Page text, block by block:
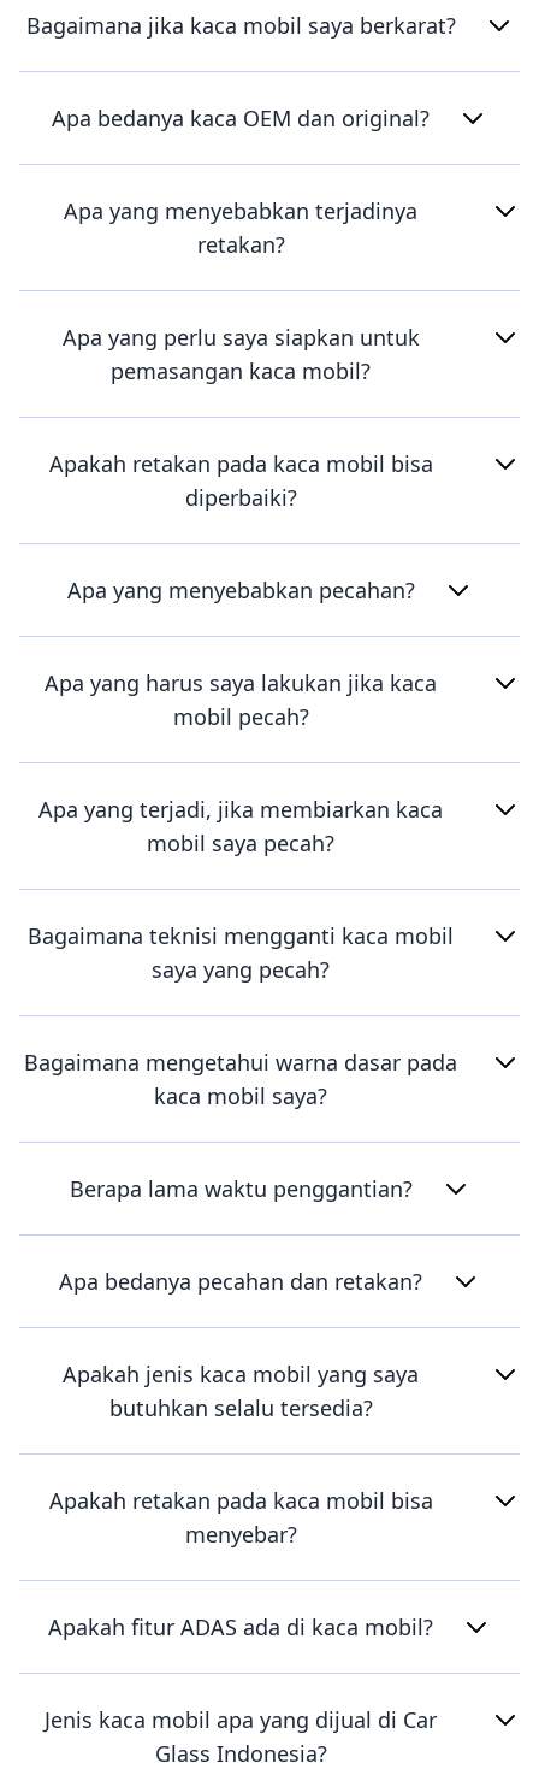
Bagaimana jika kaca mobil saya berkarat?
Apa bedanya kaca OEM dan original?
Apa yang menyebabkan terjadinya
retakan?
Apa yang perlu saya siapkan untuk
pemasangan kaca mobil?
Apakah retakan pada kaca mobil bisa
diperbaiki?
Apa yang menyebabkan pecahan?
Apa yang harus saya lakukan jika kaca
mobil pecah?
Apa yang terjadi, jika membiarkan kaca
mobil saya pecah?
Bagaimana teknisi mengganti kaca mobil
saya yang pecah?
Bagaimana mengetahui warna dasar pada
kaca mobil saya?
Berapa lama waktu penggantian?
Apa bedanya pecahan dan retakan?
Apakah jenis kaca mobil yang saya
butuhkan selalu tersedia?
Apakah retakan pada kaca mobil bisa
menyebar?
Apakah fitur ADAS ada di kaca mobil?
Jenis kaca mobil apa yang dijual di Car
Glass Indonesia?